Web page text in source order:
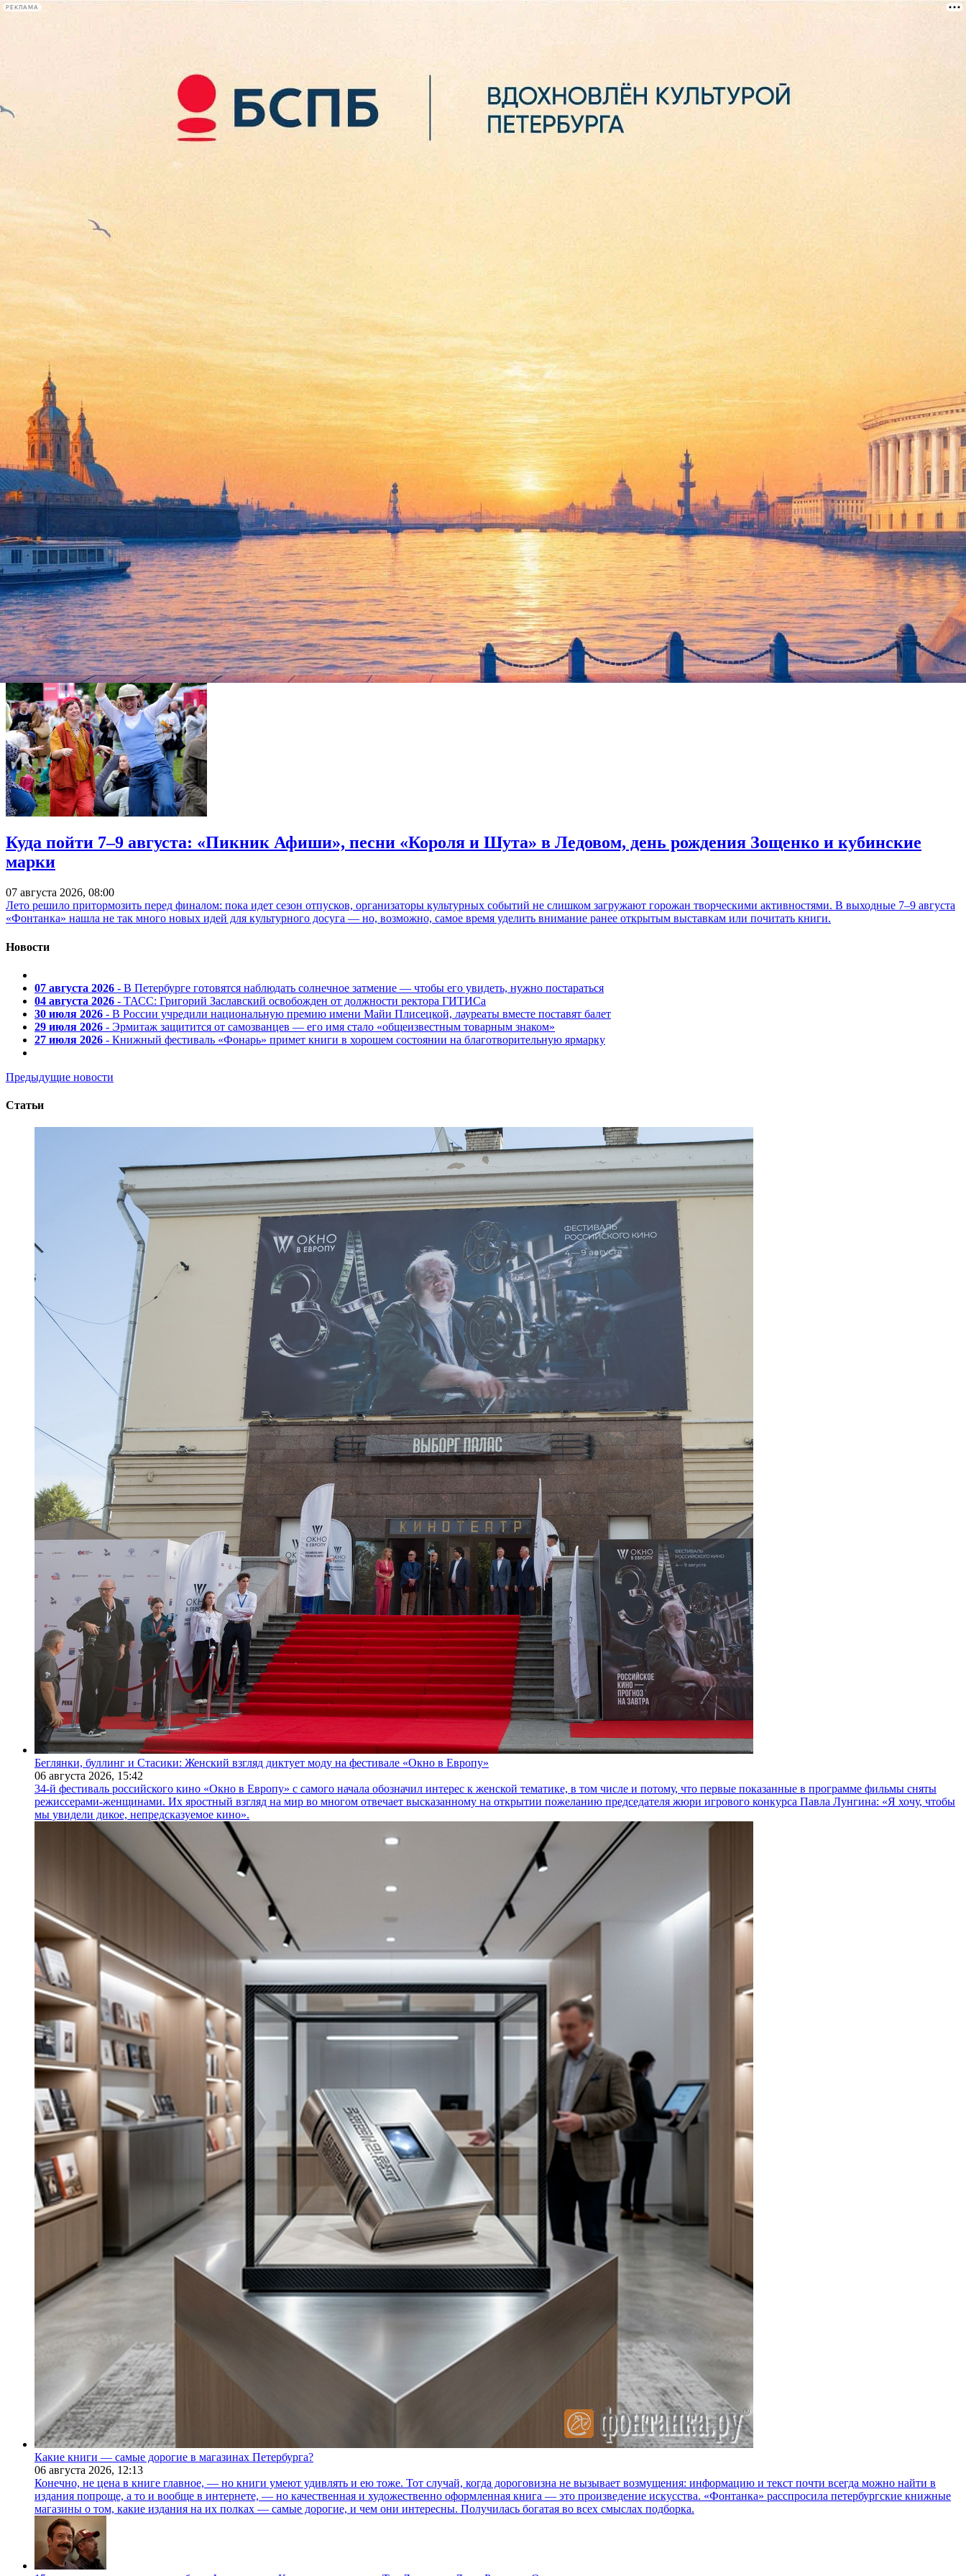
РЕКЛАМА
лекции
книги
Роман из одного предложения получил престижную литературную премию
10 ноября 2016,
Ирландский писатель Майк Маккормак написал роман, состоящий из одного предложения и 223 страниц. За это экспериментальная книга «Solar bones» (её название можно перевести, как
«Солнечные кости») получила престижную литературную премию университета Голдсмитс.
Роман посвящён «воспоминаниям» ирландского инженера, ненадолго воскресшего из мёртвых в 2008 году. «Политика, семья, искусство, брак, здоровье, гражданский долг и окружающая
среда – это лишь некоторые из тем, которые затрагиваются в произведении», – объяснил свой выбор председатель жюри, профессор Блейк Моррисон.
Книга вышла в издательстве Tramp Press, теперь Майк Маккормак получит за неё премию в 10 тысяч фунтов стерлингов.
Добавим, что университет Голдсмитс находится в Лондоне, свою литературную премию он учредил в 2013 году. Её вручают за произведения, «ломающие шаблоны» и «расширяющие
возможности» романной формы.
Фонтанка.ру
Проект "Афиша Plus" реализован на средства гранта Санкт-Петербурга
Куда пойти 7–9 августа: «Пикник Афиши», песни «Короля и Шута» в Ледовом, день рождения Зощенко и кубинские
марки
07 августа 2026, 08:00
Лето решило притормозить перед финалом: пока идет сезон отпусков, организаторы культурных событий не слишком загружают горожан творческими активностями. В выходные 7–9 августа
«Фонтанка» нашла не так много новых идей для культурного досуга — но, возможно, самое время уделить внимание ранее открытым выставкам или почитать книги.
Новости
07 августа 2026 - В Петербурге готовятся наблюдать солнечное затмение — чтобы его увидеть, нужно постараться
04 августа 2026 - ТАСС: Григорий Заславский освобожден от должности ректора ГИТИСа
30 июля 2026 - В России учредили национальную премию имени Майи Плисецкой, лауреаты вместе поставят балет
29 июля 2026 - Эрмитаж защитится от самозванцев — его имя стало «общеизвестным товарным знаком»
27 июля 2026 - Книжный фестиваль «Фонарь» примет книги в хорошем состоянии на благотворительную ярмарку
Предыдущие новости
Статьи
Беглянки, буллинг и Стасики: Женский взгляд диктует моду на фестивале «Окно в Европу»
06 августа 2026, 15:42
34-й фестиваль российского кино «Окно в Европу» с самого начала обозначил интерес к женской тематике, в том числе и потому, что первые показанные в программе фильмы сняты
режиссерами-женщинами. Их яростный взгляд на мир во многом отвечает высказанному на открытии пожеланию председателя жюри игрового конкурса Павла Лунгина: «Я хочу, чтобы
мы увидели дикое, непредсказуемое кино».
Какие книги — самые дорогие в магазинах Петербурга?
06 августа 2026, 12:13
Конечно, не цена в книге главное, — но книги умеют удивлять и ею тоже. Тот случай, когда дороговизна не вызывает возмущения: информацию и текст почти всегда можно найти в
издания попроще, а то и вообще в интернете, — но качественная и художественно оформленная книга — это произведение искусства. «Фонтанка» расспросила петербургские книжные
магазины о том, какие издания на их полках — самые дорогие, и чем они интересны. Получилась богатая во всех смыслах подборка.